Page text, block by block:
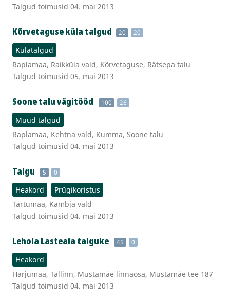
Talgud toimusid 04. mai 2013
Kõrvetaguse küla talgud 20 20
Külatalgud
Raplamaa, Raikküla vald, Kõrvetaguse, Rätsepa talu
Talgud toimusid 05. mai 2013
Soone talu vägitööd 100 26
Muud talgud
Raplamaa, Kehtna vald, Kumma, Soone talu
Talgud toimusid 04. mai 2013
Talgu 5 0
Heakord
Prügikoristus
Tartumaa, Kambja vald
Talgud toimusid 04. mai 2013
Lehola Lasteaia talguke 45 0
Heakord
Harjumaa, Tallinn, Mustamäe linnaosa, Mustamäe tee 187
Talgud toimusid 04. mai 2013